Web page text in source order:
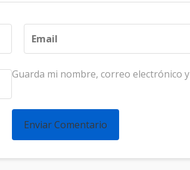
Guarda mi nombre, correo electrónico